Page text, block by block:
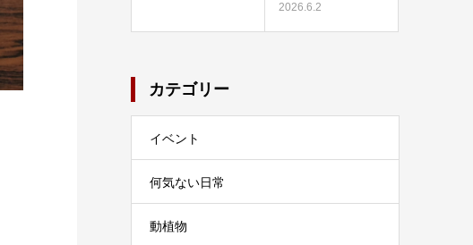
2026.6.2
カテゴリー
イベント
何気ない日常
動植物